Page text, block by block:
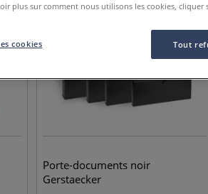
Porte-documents noir
Gerstaecker
plus sur comment nous utilisons les cookies, cliquer
Tout
cookies